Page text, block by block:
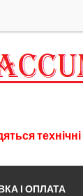
технічні
І ОПЛАТА